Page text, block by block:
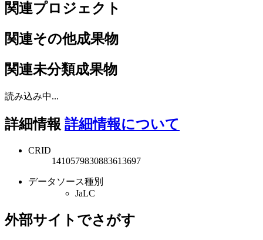
関連プロジェクト
関連その他成果物
関連未分類成果物
読み込み中...
詳細情報 詳細情報について
CRID
1410579830883613697
データソース種別
JaLC
外部サイトでさがす